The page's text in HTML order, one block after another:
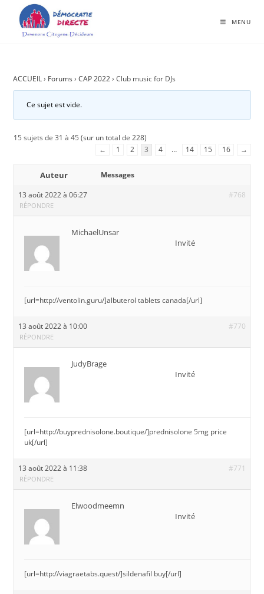
MENU
ACCUEIL › Forums › CAP 2022 › Club music for DJs
Ce sujet est vide.
15 sujets de 31 à 45 (sur un total de 228)
←
1 2 3 4 … 14 15 16 →
Auteur
Messages
13 août 2022 à 06:27
#768
RÉPONDRE
MichaelUnsar
Invité
[url=http://ventolin.guru/]albuterol tablets canada[/url]
13 août 2022 à 10:00 #770
RÉPONDRE
JudyBrage
Invité
[url=http://buyprednisolone.boutique/]prednisolone 5mg price
uk[/url]
13 août 2022 à 11:38 #771
RÉPONDRE
Elwoodmeemn
Invité
[url=http://viagraetabs.quest/]sildenafil buy[/url]